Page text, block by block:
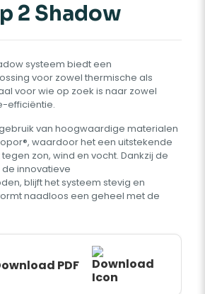
2 Shadow
systeem biedt een
voor zowel thermische als
voor wie op zoek is naar zowel
efficiëntie.
van hoogwaardige materialen
waardoor het een uitstekende
zon, wind en vocht. Dankzij de
innovatieve
blijft het systeem stevig en
naadloos een geheel met de
PDF